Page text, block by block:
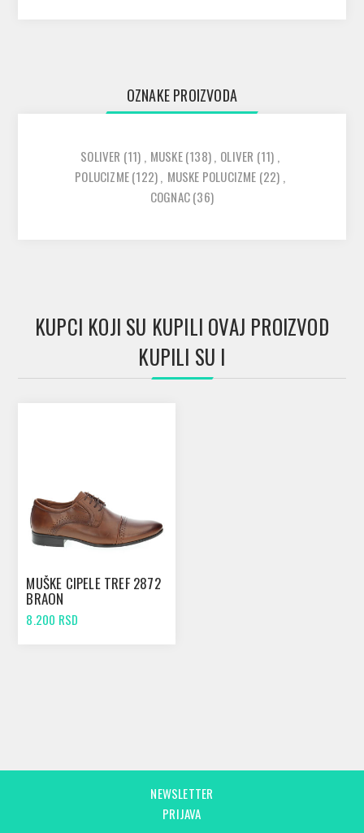
OZNAKE PROIZVODA
SOLIVER (11) , MUSKE(138), OLIVER (11) ,
POLUCIZME(122), MUSKE POLUCIZME (22) ,
COGNAC(36)
KUPCI KOJI SU KUPILI OVAJ PROIZVOD
KUPILI SU I
MUŠKE CIPELE TREF 2872
BRAON
8.200 RSD
NEWSLETTER
PRIJAVA